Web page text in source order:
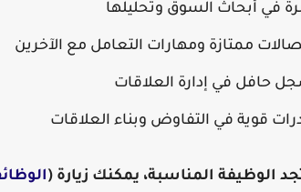
في أبحاث السوق وتحليلها
ممتازة ومهارات التعامل مع الآخرين
حافل في إدارة العلاقات
قوية في التفاوض وبناء العلاقات
الوظيفة المناسبة، يمكنك زيارة (